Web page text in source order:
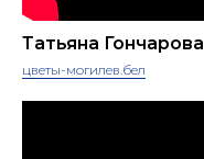
Татьяна Гончарова
цветы-могилев.бел